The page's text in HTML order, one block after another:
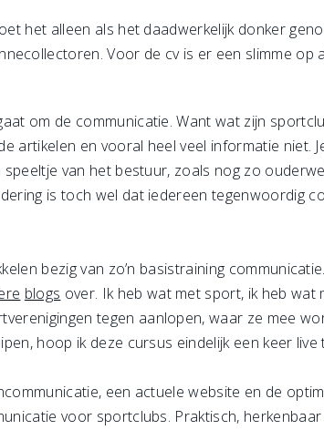
het alleen als het daadwerkelijk donker
Voor de cv is er een slimme op
om de communicatie. Want wat zijn
artikelen en vooral heel veel informatie niet.
speeltje van het bestuur, zoals nog zo
is toch wel dat iedereen tegenwoordig
bezig van zo’n basistraining
blogs over. Ik heb wat met sport, ik heb wat
tegen aanlopen, waar ze mee
hoop ik deze cursus eindelijk een keer live
een actuele website en de
voor sportclubs. Praktisch,